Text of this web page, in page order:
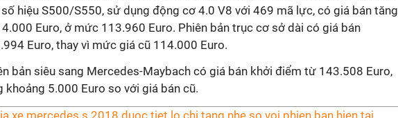
hiệu S500/S550, sử dụng động cơ 4.0 V8 với 469 mã lực, có giá bán tăng
Euro, ở mức 113.960 Euro. Phiên bản trục cơ sở dài có giá bán
Euro, thay vì mức giá cũ 114.000 Euro.
bản siêu sang Mercedes-Maybach có giá bán khởi điểm từ 143.508 Euro,
khoảng 5.000 Euro so với giá bán cũ.